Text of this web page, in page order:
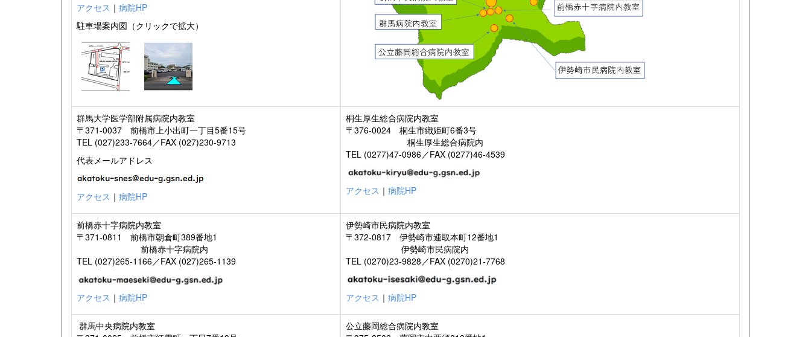
アクセス ｜ 病院HP
駐車場案内図（クリックで拡大）
群馬大学医学部附属病院内教室
〒371-0037 前橋市上小出町一丁目5番15号
TEL (027)233-7664／FAX (027)230-9713
代表メールアドレス
アクセス ｜ 病院HP
桐生厚生総合病院内教室
〒376-0024 桐生市織姫町6番3号
桐生厚生総合病院内
TEL (0277)47-0986／FAX (0277)46-4539
アクセス ｜ 病院HP
前橋赤十字病院内教室
〒371-0811 前橋市朝倉町389番地1
前橋赤十字病院内
TEL (027)265-1166／FAX (027)265-1139
アクセス ｜ 病院HP
伊勢崎市民病院内教室
〒372-0817 伊勢崎市連取本町12番地1
伊勢崎市民病院内
TEL (0270)23-9828／FAX (0270)21-7768
アクセス ｜ 病院HP
群馬中央病院内教室
公立藤岡総合病院内教室